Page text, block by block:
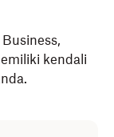
kendali